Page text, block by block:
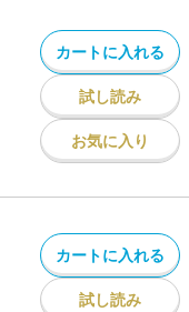
カートに入れる
試し読み
お気に入り
カートに入れる
試し読み